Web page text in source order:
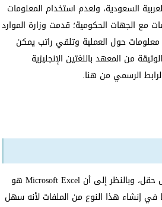
السعودية، ولعدم استخدام المعلومات
مع الجهات الحكومية؛ قدمت وزارة الموارد
معلومات حول العملية وتلقي راتب يمكن
من المعهد باللغتين الإنجليزية
الرسمي من هنا.
هو في الواقع جدول يتم إنشاؤه برقم واسم فريد لكل حقل، وبالنظر إلى أن Microsoft Excel هو
في إنشاء هذا النوع من الملفات لأنه سهل